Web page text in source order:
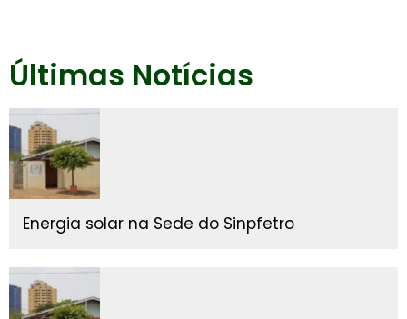
Últimas Notícias
Energia solar na Sede do Sinpfetro